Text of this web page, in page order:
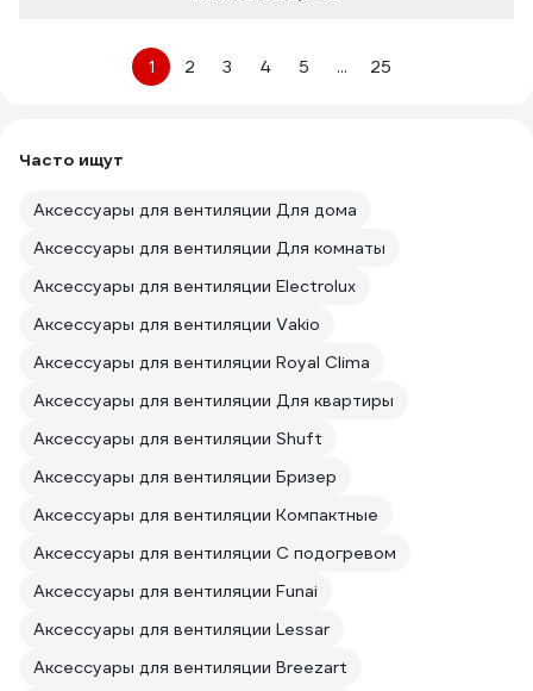
1 2 3 4 5 ... 25
Часто ищут
Аксессуары для вентиляции Для дома
Аксессуары для вентиляции Для комнаты
Аксессуары для вентиляции Electrolux
Аксессуары для вентиляции Vakio
Аксессуары для вентиляции Royal Clima
Аксессуары для вентиляции Для квартиры
Аксессуары для вентиляции Shuft
Аксессуары для вентиляции Бризер
Аксессуары для вентиляции Компактные
Аксессуары для вентиляции С подогревом
Аксессуары для вентиляции Funai
Аксессуары для вентиляции Lessar
Аксессуары для вентиляции Breezart